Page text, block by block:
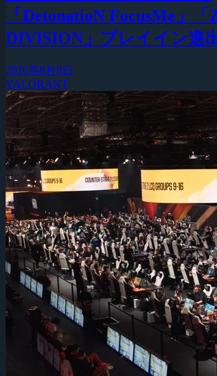
「DetonatioN FocusMe」「
DIVISION」プレイイン進
2026年8月9日
VALORANT